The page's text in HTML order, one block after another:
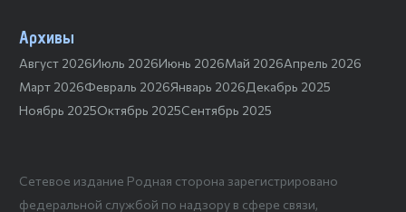
Архивы
Август 2026Июль 2026Июнь 2026Май 2026Апрель 2026
Март 2026Февраль 2026Январь 2026Декабрь 2025
Ноябрь 2025Октябрь 2025Сентябрь 2025
Сетевое издание Родная сторона зарегистрировано
федеральной службой по надзору в сфере связи,